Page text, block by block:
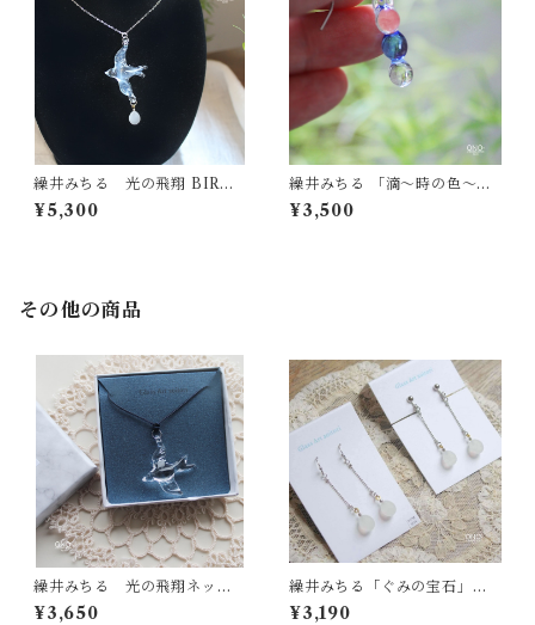
繰井みちる 光の飛翔 BIRD&
EGGネックレス
¥5,300
繰井みちる 「滴～時の色～」
ブルー
¥3,500
その他の商品
繰井みちる 光の飛翔ネック
レス クリア
¥3,650
繰井みちる「ぐみの宝石」ロ
ングイヤリング - W
¥3,190